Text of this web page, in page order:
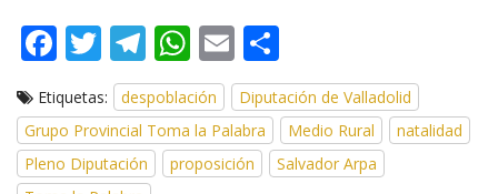
F
e
b
T
w
itt
er
T
el
e
gr
W
h
at
s
E
m
ai
l
o
m
p
Etiquetas: despoblación
Diputación de Valladolid
Grupo Provincial Toma la Palabra
Medio Rural
natalidad
Pleno Diputación
proposición
Salvador Arpa